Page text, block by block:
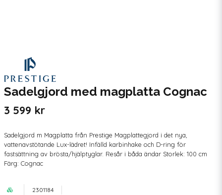
Sadelgjord med magplatta Cognac
3 599 kr
Sadelgjord m Magplatta från Prestige Magplattegjord i det nya,
vattenavstötande Lux-lädret! Infälld karbinhake och D-ring för
fastsättning av brösta/hjälptyglar. Resår i båda ändar Storlek: 100 cm
Färg: Cognac
2301184